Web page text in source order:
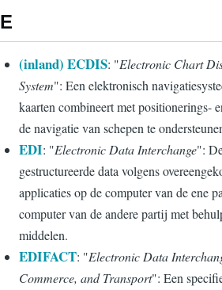
E
(inland) ECDIS: "Electronic Chart
System": Een elektronisch
kaarten combineert met positionerings-
de navigatie van schepen te
EDI: "Electronic Data Interchange":
gestructureerde data volgens
applicaties op de computer van de ene
computer van de andere partij met
middelen.
EDIFACT: "Electronic Data
Commerce, and Transport": Een